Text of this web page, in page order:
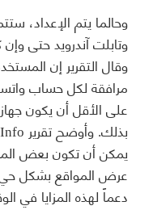
وحالما يتم الإعداد،
وتابلت آندرويد حتى
وقال التقرير إن
مرافقة لكل حساب
على الأقل أن يكون
يمكن أن تكون بعض
عرض المواقع بشكل
دعماً لهذه المزايا في